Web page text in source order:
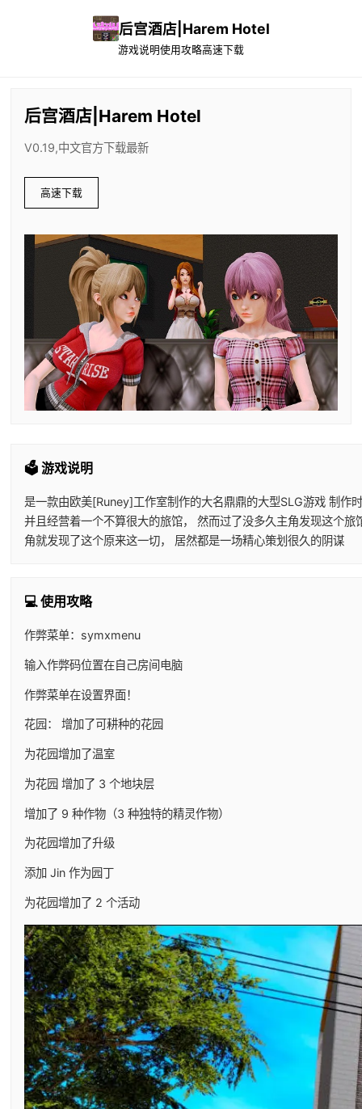
后宫酒店|Harem Hotel
游戏说明使用攻略高速下载
后宫酒店|Harem Hotel
V0.19,中文官方下载最新
高速下载
🗳️ 游戏说明
是一款由欧美[Runey]工作室制作的大名鼎鼎的大型SLG游戏 制作
并且经营着一个不算很大的旅馆， 然而过了没多久主角发现这个
角就发现了这个原来这一切， 居然都是一场精心策划很久的阴谋
💻 使用攻略
作弊菜单：symxmenu
输入作弊码位置在自己房间电脑
作弊菜单在设置界面！
花园： 增加了可耕种的花园
为花园增加了温室
为花园 增加了 3 个地块层
增加了 9 种作物（3 种独特的精灵作物）
为花园增加了升级
添加 Jin 作为园丁
为花园增加了 2 个活动